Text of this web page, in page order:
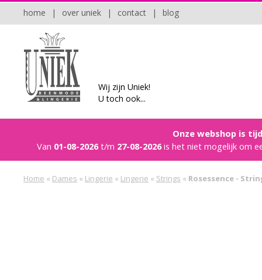
blog
|
contact
|
over uniek
|
home
Wij zijn Uniek!
U toch ook...
Onze webshop is
Van 01-08-2026t/m 27-08-2026is het niet mogelijk om
Home « Dames « Lingerie « Lingerie « Strings « Rosessence -